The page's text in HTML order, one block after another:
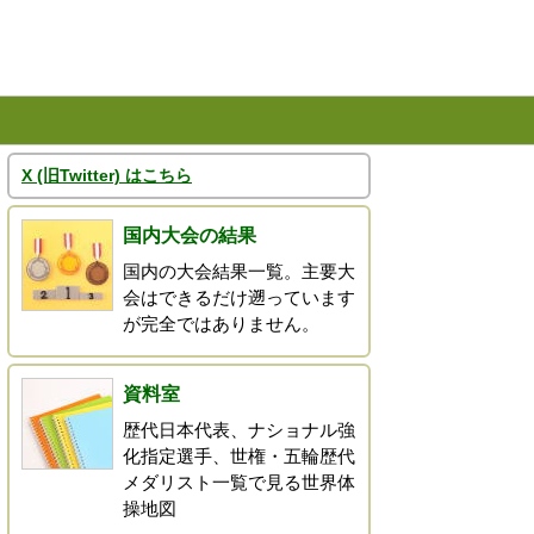
X (旧Twitter) はこちら
国内大会の結果
国内の大会結果一覧。主要大
会はできるだけ遡っています
が完全ではありません。
資料室
歴代日本代表、ナショナル強
化指定選手、世権・五輪歴代
メダリスト一覧で見る世界体
操地図